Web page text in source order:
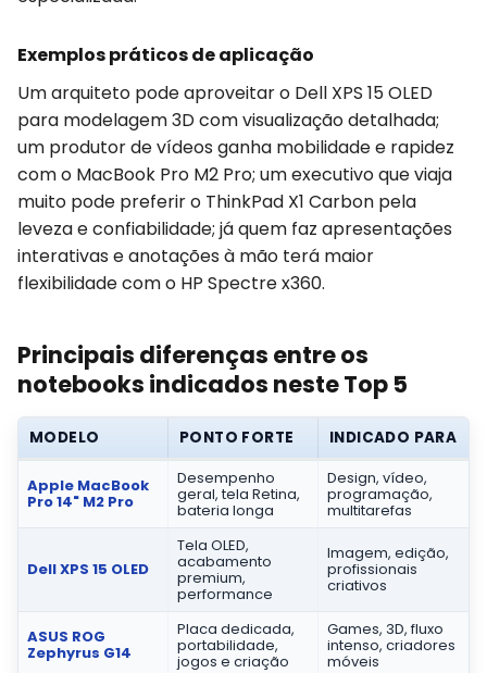
Exemplos práticos de aplicação
Um arquiteto pode aproveitar o Dell XPS 15 OLED
para modelagem 3D com visualização detalhada;
um produtor de vídeos ganha mobilidade e rapidez
com o MacBook Pro M2 Pro; um executivo que viaja
muito pode preferir o ThinkPad X1 Carbon pela
leveza e confiabilidade; já quem faz apresentações
interativas e anotações à mão terá maior
flexibilidade com o HP Spectre x360.
Principais diferenças entre os
notebooks indicados neste Top 5
MODELO PONTO FORTE INDICADO PARA
Apple MacBook
Pro 14" M2 Pro
Desempenho
geral, tela Retina,
bateria longa
Design, vídeo,
programação,
multitarefas
Dell XPS 15 OLED
Tela OLED,
acabamento
premium,
performance
Imagem, edição,
profissionais
criativos
ASUS ROG
Zephyrus G14
Placa dedicada,
portabilidade,
jogos e criação
Games, 3D, fluxo
intenso, criadores
móveis